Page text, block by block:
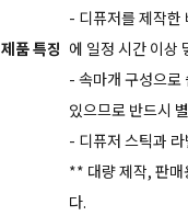
제품 특징
- 디퓨저를 제작한
에 일정 시간 이상
- 속마개 구성으로
있으므로 반드시
- 디퓨저 스틱과
** 대량 제작, 판매
다.